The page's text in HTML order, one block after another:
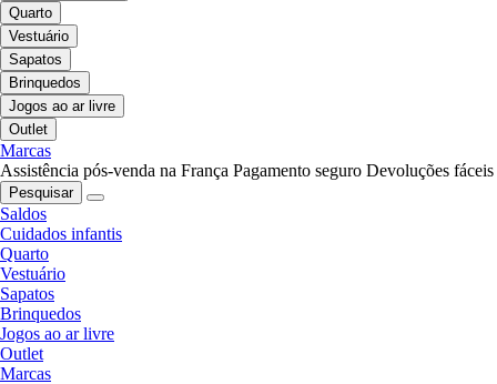
Quarto
Vestuário
Sapatos
Brinquedos
Jogos ao ar livre
Outlet
Marcas
Assistência pós-venda na França Pagamento seguro Devoluções fáceis
Pesquisar
Saldos
Cuidados infantis
Quarto
Vestuário
Sapatos
Brinquedos
Jogos ao ar livre
Outlet
Marcas